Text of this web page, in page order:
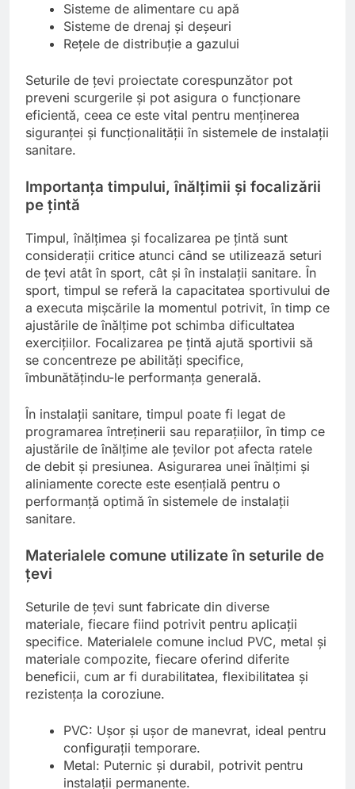
Sisteme de alimentare cu apă
Sisteme de drenaj și deșeuri
Rețele de distribuție a gazului
Seturile de țevi proiectate corespunzător pot
preveni scurgerile și pot asigura o funcționare
eficientă, ceea ce este vital pentru menținerea
siguranței și funcționalității în sistemele de instalații
sanitare.
Importanța timpului, înălțimii și focalizării
pe țintă
Timpul, înălțimea și focalizarea pe țintă sunt
considerații critice atunci când se utilizează seturi
de țevi atât în sport, cât și în instalații sanitare. În
sport, timpul se referă la capacitatea sportivului de
a executa mișcările la momentul potrivit, în timp ce
ajustările de înălțime pot schimba dificultatea
exercițiilor. Focalizarea pe țintă ajută sportivii să
se concentreze pe abilități specifice,
îmbunătățindu-le performanța generală.
În instalații sanitare, timpul poate fi legat de
programarea întreținerii sau reparațiilor, în timp ce
ajustările de înălțime ale țevilor pot afecta ratele
de debit și presiunea. Asigurarea unei înălțimi și
aliniamente corecte este esențială pentru o
performanță optimă în sistemele de instalații
sanitare.
Materialele comune utilizate în seturile de
țevi
Seturile de țevi sunt fabricate din diverse
materiale, fiecare fiind potrivit pentru aplicații
specifice. Materialele comune includ PVC, metal și
materiale compozite, fiecare oferind diferite
beneficii, cum ar fi durabilitatea, flexibilitatea și
rezistența la coroziune.
PVC: Ușor și ușor de manevrat, ideal pentru
configurații temporare.
Metal: Puternic și durabil, potrivit pentru
instalații permanente.